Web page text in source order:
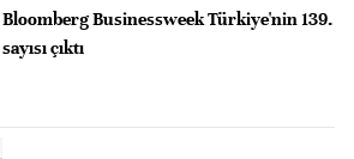
Bloomberg Businessweek Türkiye'nin 139.
sayısı çıktı